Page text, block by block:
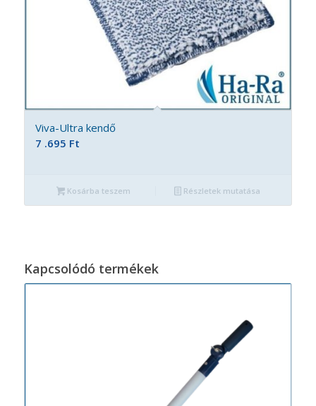
Viva-Ultra kendő
7 .695 Ft
Kosárba teszem Részletek mutatása
Kapcsolódó termékek